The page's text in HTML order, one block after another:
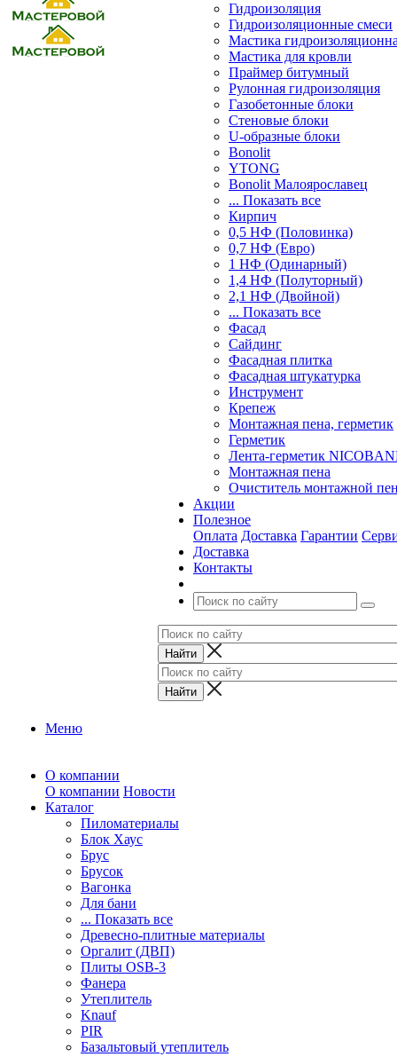
Гидроизоляция
Гидроизоляционные смеси
Мастика
Мастика для кровли
Праймер битумный
Рулонная гидроизоляция
Газобетонные блоки
Стеновые блоки
U-образные блоки
Bonolit
YTONG
Bonolit Малоярославец
... Показать все
Кирпич
0,5 НФ (Половинка)
0,7 НФ (Евро)
1 НФ (Одинарный)
1,4 НФ (Полуторный)
2,1 НФ (Двойной)
... Показать все
Фасад
Сайдинг
Фасадная плитка
Фасадная штукатурка
Инструмент
Крепеж
Монтажная пена, герметик
Герметик
Лента-герметик
Монтажная пена
Очиститель монтажной
Акции
Полезное
Оплата Доставка Гарантии
Доставка
Контакты
Меню
О компании
О компании Новости
Каталог
Пиломатериалы
Блок Хаус
Брус
Брусок
Вагонка
Для бани
... Показать все
Древесно-плитные материалы
Оргалит (ДВП)
Плиты OSB-3
Фанера
Утеплитель
Knauf
PIR
Базальтовый утеплитель